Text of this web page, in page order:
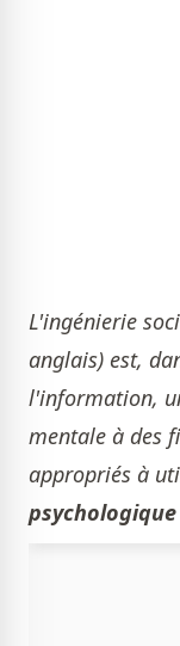
L'ingénierie
anglais) est,
l'information,
mentale à des
appropriés à